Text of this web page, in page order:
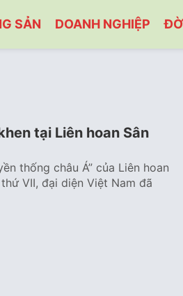
SẢN DOANH NGHIỆP
tại Liên hoan Sân
thống châu Á” của Liên hoan
VII, đại diện Việt Nam đã